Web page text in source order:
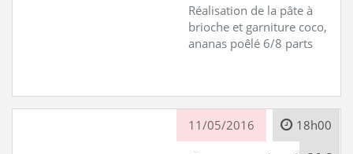
Réalisation de la pâte à
brioche et garniture coco,
ananas poêlé 6/8 parts
11/05/2016 18h00